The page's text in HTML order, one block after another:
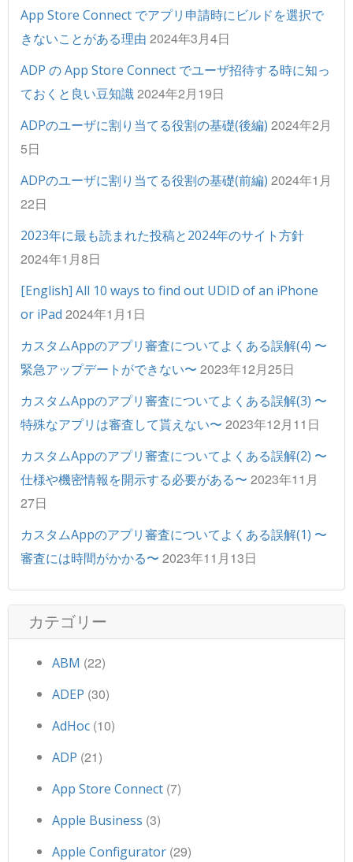
App Store Connect でアプリ申請時にビルドを選択で
きないことがある理由 2024年3月4日
ADP の App Store Connect でユーザ招待する時に知っ
ておくと良い豆知識2024年2月19日
ADPのユーザに割り当てる役割の基礎(後編) 2024年2月
5日
ADPのユーザに割り当てる役割の基礎(前編) 2024年1月
22日
2023年に最も読まれた投稿と2024年のサイト方針
2024年1月8日
[English] All 10 ways to find out UDID of an iPhone
or iPad 2024年1月1日
カスタムAppのアプリ審査についてよくある誤解(4) 〜
緊急アップデートができない〜 2023年12月25日
カスタムAppのアプリ審査についてよくある誤解(3) 〜
特殊なアプリは審査して貰えない〜 2023年12月11日
カスタムAppのアプリ審査についてよくある誤解(2) 〜
仕様や機密情報を開示する必要がある〜 2023年11月
27日
カスタムAppのアプリ審査についてよくある誤解(1) 〜
審査には時間がかかる〜 2023年11月13日
カテゴリー
ABM (22)
ADEP (30)
AdHoc (10)
ADP (21)
App Store Connect (7)
Apple Business (3)
Apple Configurator (29)